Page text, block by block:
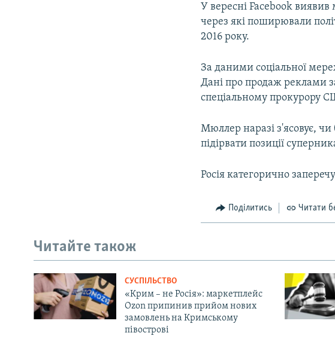
У вересні Facebook
через які поширювали
2016 року.
За даними соціальної
Дані про продаж реклами
спеціальному прокурору
Мюллер наразі з'ясовує,
підірвати позиції
Росія категорично
Поділитись Читати
Читайте також
СУСПІЛЬСТВО
«Крим – не Росія»: маркетплейс
Ozon припинив прийом нових
замовлень на Кримському
півострові